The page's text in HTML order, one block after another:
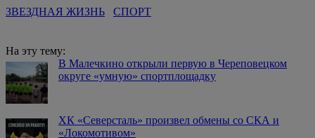
ЗВЕЗДНАЯ ЖИЗНЬ СПОРТ
На эту тему:
В Малечкино открыли первую в Череповецком
округе «умную» спортплощадку
️ХК «Северсталь» произвел обмены со СКА и
«Локомотивом»